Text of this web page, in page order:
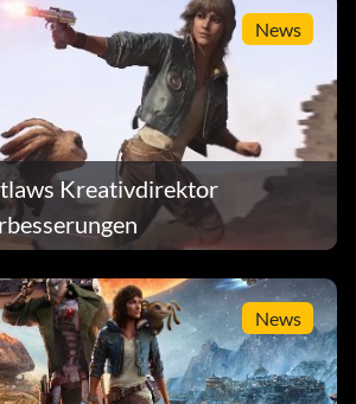
News
Kreativdirektor
News